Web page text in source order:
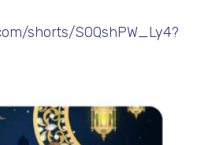
shorts/SOQshPW_Ly4?